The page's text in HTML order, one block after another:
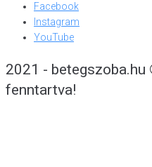
Facebook
Instagram
YouTube
2021 -
fenntartva!